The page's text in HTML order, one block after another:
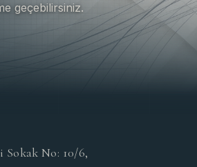
geçebilirsiniz.
No: 10/6,